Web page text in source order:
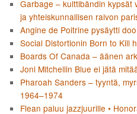
Garbage – kulttibändin kypsät
ja yhteiskunnallisen raivon
Angine de Poitrine pysäytti
Social Distortionin Born to Kill
Boards Of Canada – äänen
Joni Mitchellin Blue ei jätä
Pharoah Sanders – tyyntä,
1964–1974
Flean paluu jazzjuurille •